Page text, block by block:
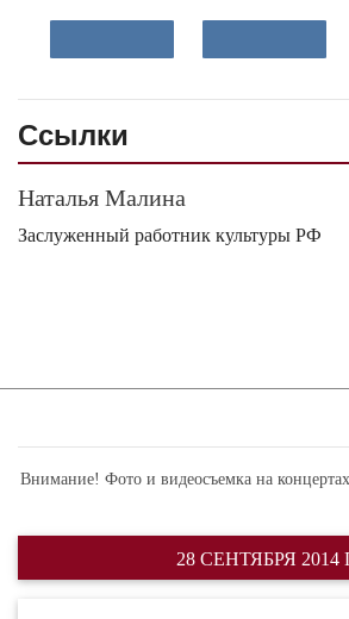
Ссылки
Наталья Малина
Заслуженный работник культуры РФ
Внимание! Фото и видеосъемка на
28 СЕНТЯБРЯ 2014